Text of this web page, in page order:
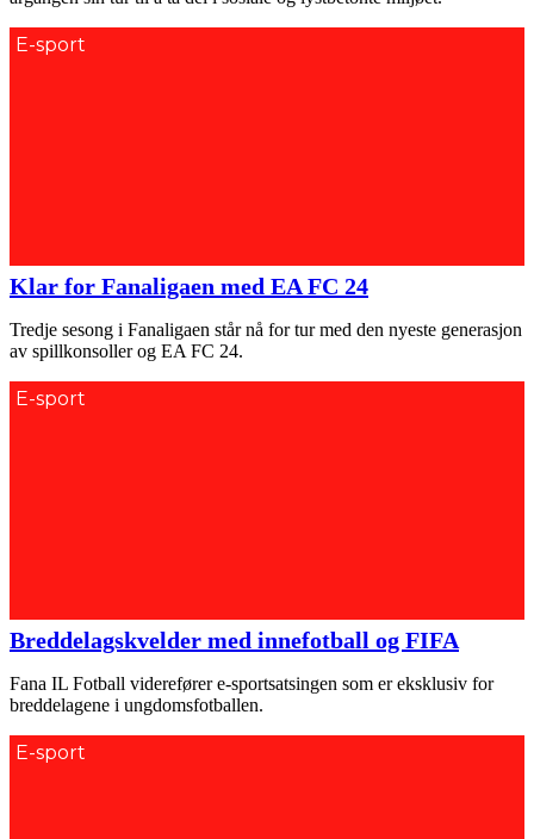
E-sport
Klar for Fanaligaen med EA FC 24
Tredje sesong i Fanaligaen står nå for tur med den nyeste generasjon
av spillkonsoller og EA FC 24.
E-sport
Breddelagskvelder med innefotball og FIFA
Fana IL Fotball viderefører e-sportsatsingen som er eksklusiv for
breddelagene i ungdomsfotballen.
E-sport